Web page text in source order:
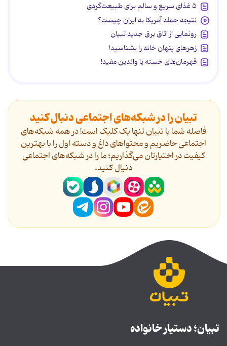
۵ غذای سریع و سالم برای طبیعت‌گردی
نتیجه حمله آمریکا به ایران چیست؟
رونمایی از اتاق برق جدید تبیان
زهرهای پنهان خانه را بشناسید!
قهرمان‌های خسته یا والدین مفید!
تبیان را در شبکه‌های اجتماعی دنبال کنید
فاصله شما با تبیان تنها یک کلیک است! در همه شبکه‌های
اجتماعی حاضریم و محتواهای داغ و دسته اول را با بهترین
کیفیت در اختیارتان می‌گذاریم؛ ما را در شبکه‌های اجتماعی
دنیال کنید.
تبیان؛ دستیار خانواده